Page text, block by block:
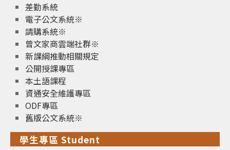
差勤系統
電子公文系統※
請購系統※
曾文家商雲端社群※
新課綱推動相關規定
公開授課專區
本土語課程
資通安全維護專區
ODF專區
舊版公文系統※
學生專區 Student